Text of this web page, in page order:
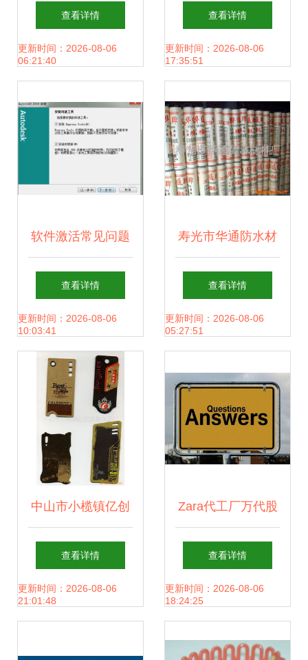
XPoint固态硬盘 突
破性能极限，速度
存储器
查看详情
更新时间：2026-08-06
06:21:40
装与激光植球过程
难得一见的高科技
查看详情
更新时间：2026-08-06
17:35:51
软件激活常见问题
与解决方案
查看详情
更新时间：2026-08-06
10:03:41
寿光市华通防水材
料厂核心产品与品
类概览
查看详情
更新时间：2026-08-06
05:27:51
中山市小榄镇亿创
纸类制品厂 精细吊
粒与吊牌产品目录
查看详情
更新时间：2026-08-06
21:01:48
Zara代工厂万代股
份冲击IPO 实力与
挑战并存，能否成
查看详情
更新时间：2026-08-06
18:24:25